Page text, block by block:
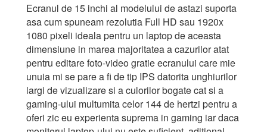
Ecranul de 15 inchi al modelului de astazi suporta
asa cum spuneam rezolutia Full HD sau 1920x
1080 pixeli ideala pentru un laptop de aceasta
dimensiune in marea majoritatea a cazurilor atat
pentru editare foto-video gratie ecranului care mie
unuia mi se pare a fi de tip IPS datorita unghiurilor
largi de vizualizare si a culorilor bogate cat si a
gaming-ului multumita celor 144 de hertzi pentru a
oferi zic eu experienta suprema in gaming iar daca